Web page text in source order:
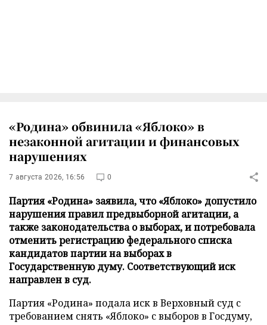
«Родина» обвинила «Яблоко» в
незаконной агитации и финансовых
нарушениях
7 августа 2026, 16:56 0
Партия «Родина» заявила, что «Яблоко» допустило
нарушения правил предвыборной агитации, а
также законодательства о выборах, и потребовала
отменить регистрацию федерального списка
кандидатов партии на выборах в
Государственную думу. Соответствующий иск
направлен в суд.
Партия «Родина» подала иск в Верховный суд с
требованием снять «Яблоко» с выборов в Госдуму,